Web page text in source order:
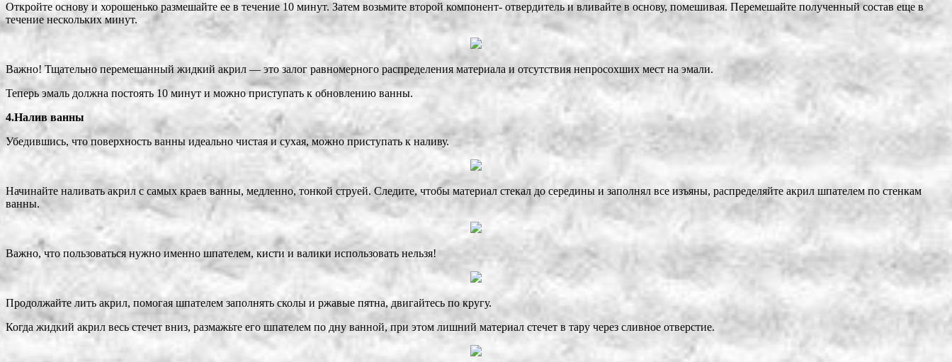
Откройте основу и хорошенько размешайте ее в течение 10 минут. Затем возьмите второй компонент- отвердитель и вливайте в основу, помешивая. Перемешайте полученный состав еще в
течение нескольких минут.
Важно! Тщательно перемешанный жидкий акрил — это залог равномерного распределения материала и отсутствия непросохших мест на эмали.
Теперь эмаль должна постоять 10 минут и можно приступать к обновлению ванны.
4.Налив ванны
Убедившись, что поверхность ванны идеально чистая и сухая, можно приступать к наливу.
Начинайте наливать акрил с самых краев ванны, медленно, тонкой струей. Следите, чтобы материал стекал до середины и заполнял все изъяны, распределяйте акрил шпателем по стенкам
ванны.
Важно, что пользоваться нужно именно шпателем, кисти и валики использовать нельзя!
Продолжайте лить акрил, помогая шпателем заполнять сколы и ржавые пятна, двигайтесь по кругу.
Когда жидкий акрил весь стечет вниз, размажьте его шпателем по дну ванной, при этом лишний материал стечет в тару через сливное отверстие.